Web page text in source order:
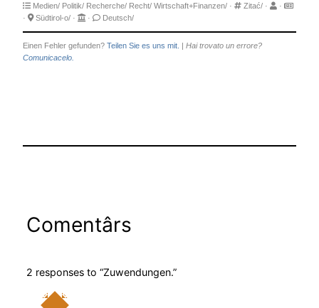
Medien/ Politik/ Recherche/ Recht/ Wirtschaft+Finanzen/ · Zitać/ ·
·
·
Südtirol-o/ · · Deutsch/
Einen Fehler gefunden? Teilen Sie es uns mit. | Hai trovato un errore?
Comunicacelo.
Comentârs
2 responses to “Zuwendungen.”